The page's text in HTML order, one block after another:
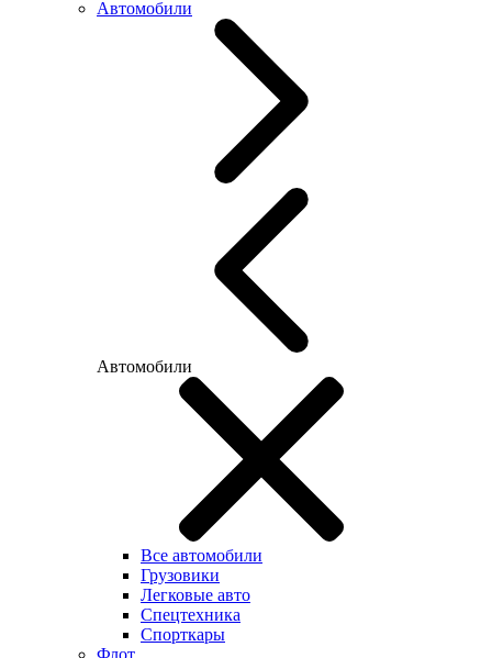
Автомобили
Автомобили
Все автомобили
Грузовики
Легковые авто
Спецтехника
Спорткары
Флот